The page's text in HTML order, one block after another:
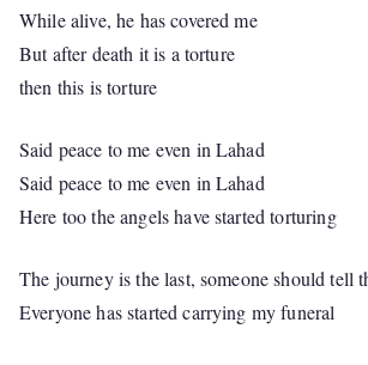
While alive, he has covered me
But after death it is a torture
then this is torture
Said peace to me even in Lahad
Said peace to me even in Lahad
Here too the angels have started torturing
The journey is the last, someone should tell
Everyone has started carrying my funeral